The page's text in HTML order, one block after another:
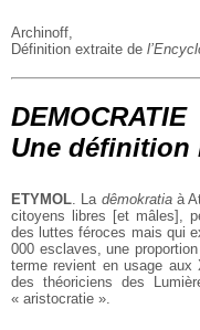
Archinoff,
Définition extraite de
DEMOCRATIE
Une définition
ETYMOL . La dêmokratiaà
citoyens libres [et mâles],
des luttes féroces mais qui
000 esclaves, une
terme revient en usage
des théoriciens des
« aristocratie ».